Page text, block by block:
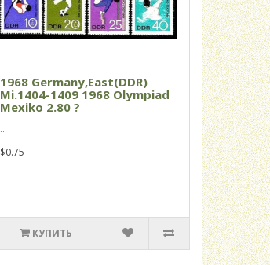
1968 Germany,East(DDR)
Mi.1404-1409 1968 Olympiad
Mexiko 2.80 ?
..
$0.75
КУПИТЬ